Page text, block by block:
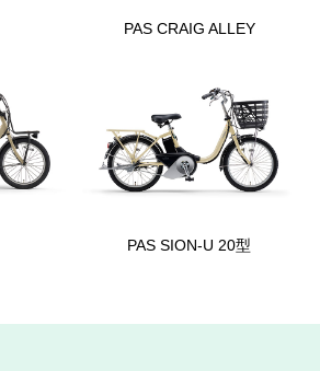
PAS CRAIG ALLEY
PAS SION-U 20型